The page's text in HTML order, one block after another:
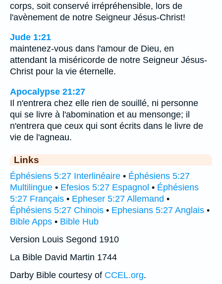
corps, soit conservé irrépréhensible, lors de
l'avènement de notre Seigneur Jésus-Christ!
Jude 1:21
maintenez-vous dans l'amour de Dieu, en
attendant la miséricorde de notre Seigneur Jésus-
Christ pour la vie éternelle.
Apocalypse 21:27
Il n'entrera chez elle rien de souillé, ni personne
qui se livre à l'abomination et au mensonge; il
n'entrera que ceux qui sont écrits dans le livre de
vie de l'agneau.
Links
Éphésiens 5:27 Interlinéaire • Éphésiens 5:27
Multilingue • Efesios 5:27 Espagnol • Éphésiens
5:27 Français • Epheser 5:27 Allemand •
Éphésiens 5:27 Chinois • Ephesians 5:27 Anglais •
Bible Apps • Bible Hub
Version Louis Segond 1910
La Bible David Martin 1744
Darby Bible courtesy of CCEL.org.